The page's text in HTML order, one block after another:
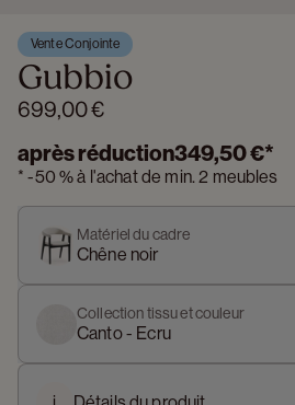
Vente Conjointe
Gubbio
699,00 €
après réduction349,50 €*
*-50 %à l'achat de min. 2 meubles
Matériel du cadre
Chêne noir
Collection tissu et couleur
Canto - Ecru